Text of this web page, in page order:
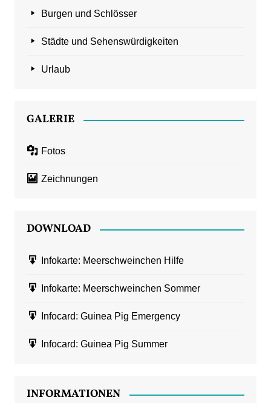
Burgen und Schlösser
Städte und Sehenswürdigkeiten
Urlaub
GALERIE
Fotos
Zeichnungen
DOWNLOAD
Infokarte: Meerschweinchen Hilfe
Infokarte: Meerschweinchen Sommer
Infocard: Guinea Pig Emergency
Infocard: Guinea Pig Summer
INFORMATIONEN